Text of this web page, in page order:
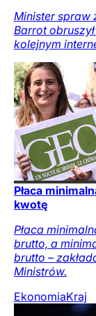
Minister spraw
Barrot
kolejnym
Płaca
kwotę
Płaca
brutto, a
brutto –
Ministrów.
EkonomiaKraj